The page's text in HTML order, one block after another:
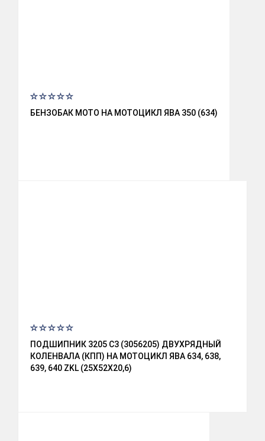
БЕНЗОБАК МОТО НА МОТОЦИКЛ ЯВА 350 (634)
ПОДШИПНИК 3205 C3 (3056205) ДВУХРЯДНЫЙ
КОЛЕНВАЛА (КПП) НА МОТОЦИКЛ ЯВА 634, 638,
639, 640 ZKL (25X52X20,6)